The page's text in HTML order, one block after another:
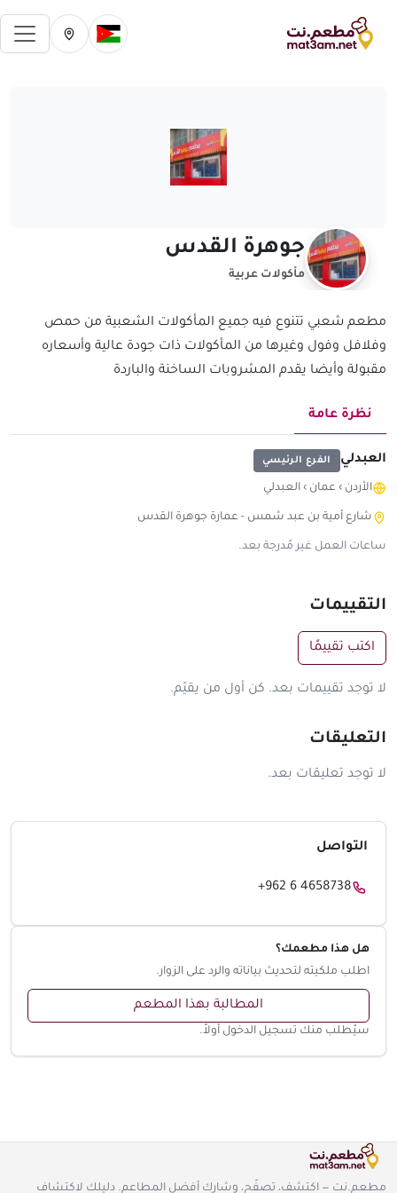
تغيير الدولة الحالية
تغيير المدينة
جوهرة القدس
مأكولات عربية
مطعم شعبي تتنوع فيه جميع المأكولات الشعبية من حمص
وفلافل وفول وغيرها من المأكولات ذات جودة عالية وأسعاره
مقبولة وأيضا يقدم المشروبات الساخنة والباردة
نظرة عامة
العبدلي الفرع الرئيسي
الأردن › عمان › العبدلي
شارع أمية بن عبد شمس - عمارة جوهرة القدس
ساعات العمل غير مُدرجة بعد.
التقييمات
اكتب تقييمًا
لا توجد تقييمات بعد. كن أول من يقيّم.
التعليقات
لا توجد تعليقات بعد.
التواصل
+962 6 4658738
هل هذا مطعمك؟
اطلب ملكيته لتحديث بياناته والرد على الزوار.
المطالبة بهذا المطعم
سيُطلب منك تسجيل الدخول أولاً.
مطعم.نت — اكتشف، تصفّح، وشارك أفضل المطاعم. دليلك لاكتشاف